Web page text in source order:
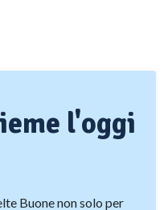
l'oggi
Buone non solo per